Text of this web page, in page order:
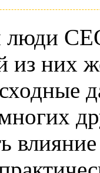
люди
них